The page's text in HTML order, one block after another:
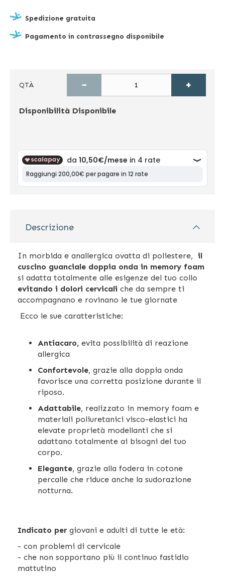
Spedizione gratuita
Pagamento in contrassegno disponibile
QTÀ − +
Disponibilità Disponibile
Descrizione
In morbida e anallergica ovatta di poliestere, il
cuscino guanciale doppia onda in memory foam
si adatta totalmente alle esigenze del tuo collo
evitando i dolori cervicali che da sempre ti
accompagnano e rovinano le tue giornate
Ecco le sue caratteristiche:
Antiacaro, evita possibilità di reazione
allergica
Confortevole, grazie alla doppia onda
favorisce una corretta posizione durante il
riposo.
Adattabile, realizzato in memory foam e
materiali poliuretanici visco-elastici ha
elevate proprietà modellanti che si
adattano totalmente ai bisogni del tuo
corpo.
Elegante, grazie alla fodera in cotone
percalle che riduce anche la sudorazione
notturna.
Indicato per giovani e adulti di tutte le età:
- con problemi di cervicale
- che non sopportano più il continuo fastidio
mattutino